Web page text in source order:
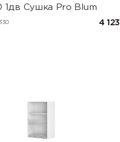
Сушка Pro Blum
4 123